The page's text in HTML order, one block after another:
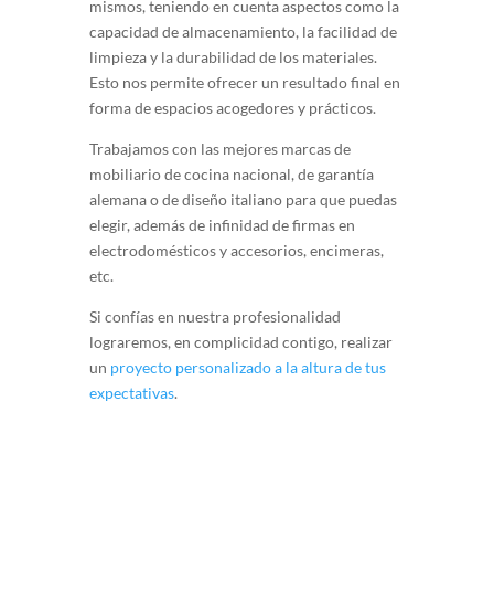
mismos, teniendo en cuenta aspectos como la
capacidad de almacenamiento, la facilidad de
limpieza y la durabilidad de los materiales.
Esto nos permite ofrecer un resultado final en
forma de espacios acogedores y prácticos.
Trabajamos con las mejores marcas de
mobiliario de cocina nacional, de garantía
alemana o de diseño italiano para que puedas
elegir, además de infinidad de firmas en
electrodomésticos y accesorios, encimeras,
etc.
Si confías en nuestra profesionalidad
lograremos, en complicidad contigo, realizar
un proyecto personalizado a la altura de tus
expectativas.